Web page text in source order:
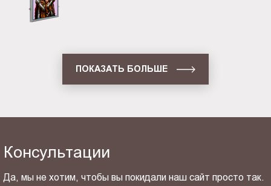
ПОКАЗАТЬ БОЛЬШЕ
Консультации
Да, мы не хотим, чтобы вы покидали наш сайт просто так.